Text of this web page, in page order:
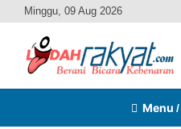
Minggu, 09 Aug 2026
Menu